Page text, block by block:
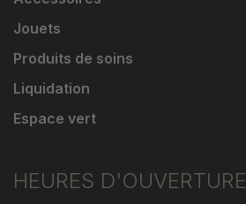
Jouets
Produits de soins
Liquidation
Espace vert
HEURES D'OUVERTURE